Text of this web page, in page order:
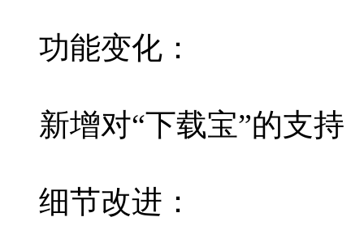
功能变化：
新增对“下载宝”的支持
细节改进：